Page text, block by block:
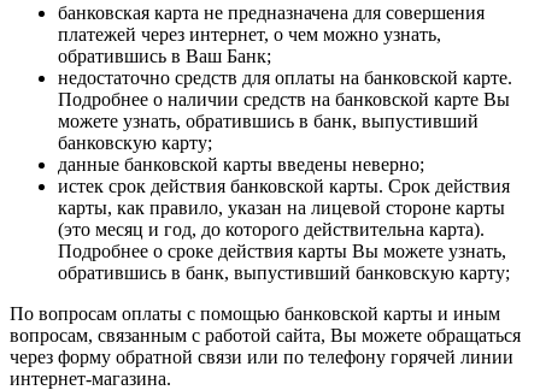
банковская карта не предназначена для совершения
платежей через интернет, о чем можно узнать,
обратившись в Ваш Банк;
недостаточно средств для оплаты на банковской карте.
Подробнее о наличии средств на банковской карте Вы
можете узнать, обратившись в банк, выпустивший
банковскую карту;
данные банковской карты введены неверно;
истек срок действия банковской карты. Срок действия
карты, как правило, указан на лицевой стороне карты
(это месяц и год, до которого действительна карта).
Подробнее о сроке действия карты Вы можете узнать,
обратившись в банк, выпустивший банковскую карту;
По вопросам оплаты с помощью банковской карты и иным
вопросам, связанным с работой сайта, Вы можете обращаться
через форму обратной связи или по телефону горячей линии
интернет-магазина.